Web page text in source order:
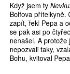
Když jsem ty
Bolfova přítelkyně.
zapít, řekl Pepa a
se pak asi po
nenašel. A protože
nepozvali taky,
Bohu, kvitoval